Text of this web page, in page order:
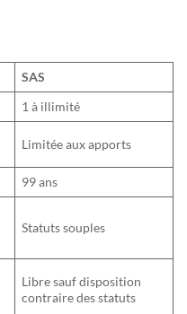
SAS
1 à illimité
Limitée aux apports
99 ans
Statuts souples
Libre sauf disposition
contraire des statuts